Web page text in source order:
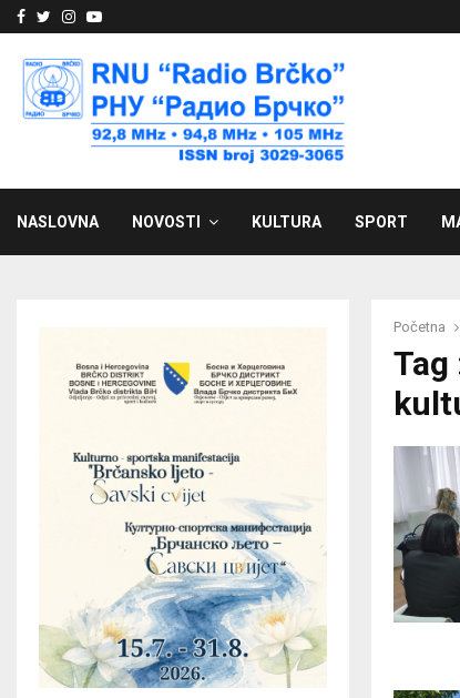
Facebook
Twitter
Instagram
Youtube
NASLOVNA NOVOSTI KULTURA SPORT
Početna
Tag